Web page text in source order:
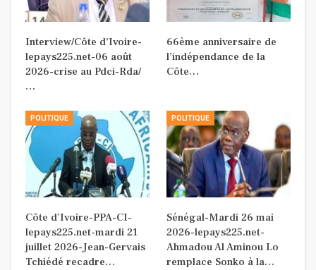
Interview/Côte d’Ivoire-
lepays225.net-06 août
2026-crise au Pdci-Rda/
…
66ème anniversaire de
l’indépendance de la
Côte…
POLITIQUE
Côte d’Ivoire-PPA-CI-
lepays225.net-mardi 21
juillet 2026-Jean-Gervais
Tchiédé recadre…
POLITIQUE
Sénégal-Mardi 26 mai
2026-lepays225.net-
Ahmadou Al Aminou Lo
remplace Sonko à la…